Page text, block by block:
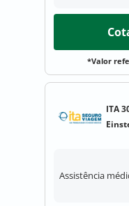
*Valor
ITA
Assistência